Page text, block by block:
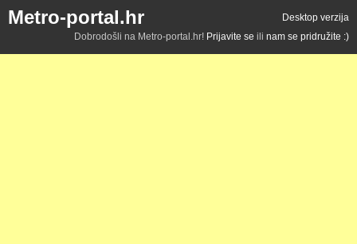
Metro-portal.hr
Desktop verzija
Dobrodošli na Metro-portal.hr! Prijavite se ili nam se pridružite :)